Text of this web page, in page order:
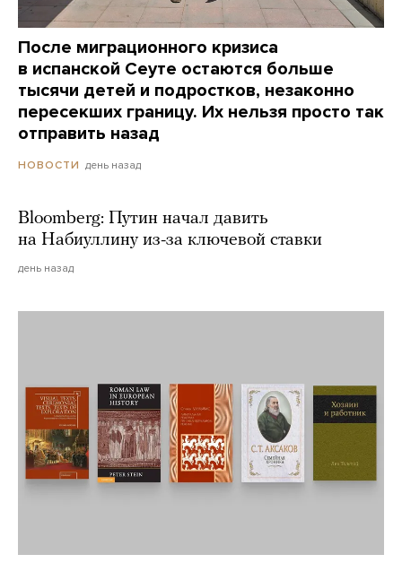
После миграционного кризиса
в испанской Сеуте остаются больше
тысячи детей и подростков, незаконно
пересекших границу. Их нельзя просто так
отправить назад
НОВОСТИ день назад
Bloomberg: Путин начал давить
на Набиуллину из-за ключевой ставки
день назад